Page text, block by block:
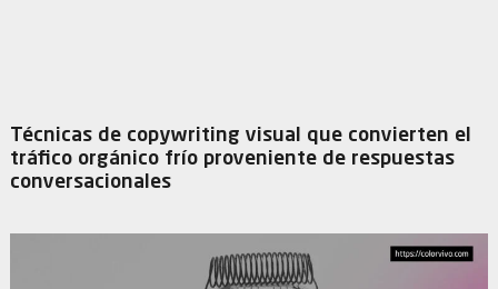
Técnicas de copywriting visual que convierten el
tráfico orgánico frío proveniente de respuestas
conversacionales